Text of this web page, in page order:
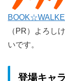
（PR）よろし
いです。
登場キャ